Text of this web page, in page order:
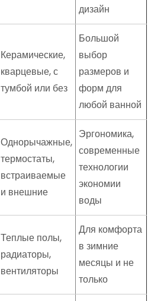
дизайн
Керамические,
кварцевые, с
тумбой или без
Большой
выбор
размеров и
форм для
любой ванной
Однорычажные,
термостаты,
встраиваемые
и внешние
Эргономика,
современные
технологии
экономии
воды
Теплые полы,
радиаторы,
вентиляторы
Для комфорта
в зимние
месяцы и не
только